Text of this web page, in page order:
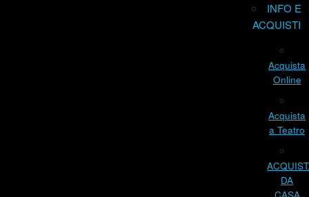
INFO E
ACQUISTI
Acquista
Online
Acquista
a Teatro
DA